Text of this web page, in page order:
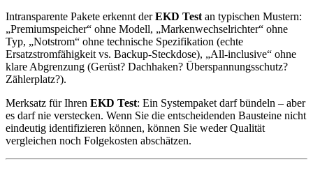
Intransparente Pakete erkennt derEKD Test an typischen Mustern:
„Premiumspeicher“ ohne Modell, „Markenwechselrichter“ ohne
Typ, „Notstrom“ ohne technische Spezifikation (echte
Ersatzstromfähigkeit vs. Backup-Steckdose), „All-inclusive“ ohne
klare Abgrenzung (Gerüst? Dachhaken? Überspannungsschutz?
Zählerplatz?).
Merksatz für Ihren EKD Test: Ein Systempaket darf bündeln – aber
es darf nie verstecken. Wenn Sie die entscheidenden Bausteine nicht
eindeutig identifizieren können, können Sie weder Qualität
vergleichen noch Folgekosten abschätzen.